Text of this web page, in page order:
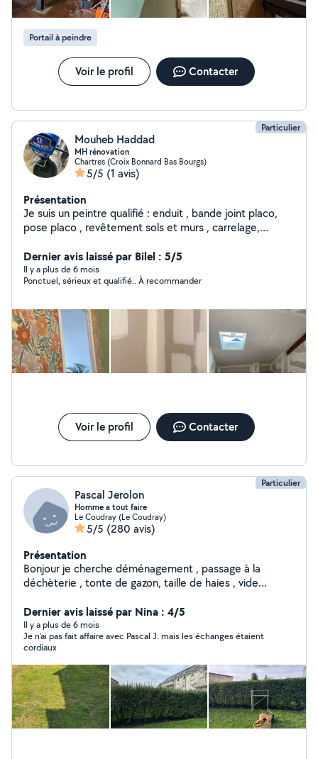
Portail à peindre
Voir le profil Contacter
Particulier
Mouheb Haddad
MH rénovation
Chartres (Croix Bonnard Bas Bourgs)
5/5 (1 avis)
Présentation
Je suis un peintre qualifié : enduit , bande joint placo,
pose placo , revêtement sols et murs , carrelage,
Dernier avis laissé par Bilel : 5/5
Il y a plus de 6 mois
Ponctuel, sérieux et qualifié.. À recommander
Voir le profil Contacter
Particulier
Pascal Jerolon
Homme a tout faire
Le Coudray (Le Coudray)
5/5 (280 avis)
Présentation
Bonjour je cherche déménagement , passage à la
déchèterie , tonte de gazon, taille de haies , vide
Dernier avis laissé par Nina : 4/5
Il y a plus de 6 mois
Je n’ai pas fait affaire avec Pascal J. mais les échanges étaient
cordiaux